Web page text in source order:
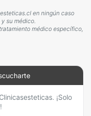
en ningún caso
su médico.
médico específico,
¡Solo